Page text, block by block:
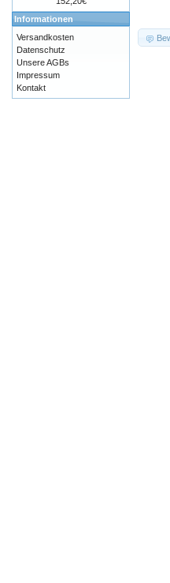
Informationen
Versandkosten
Datenschutz
Unsere AGBs
Impressum
Kontakt